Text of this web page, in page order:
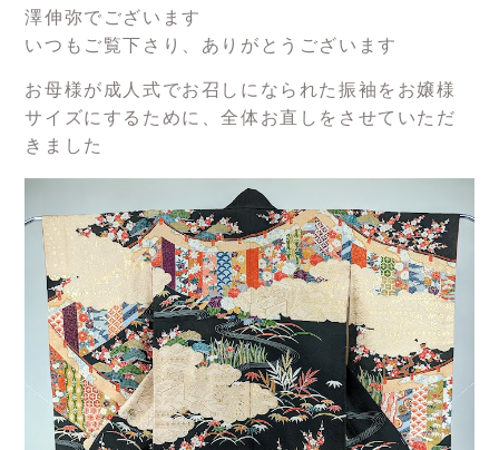
澤伸弥でございます
いつもご覧下さり、ありがとうございます
お母様が成人式でお召しになられた振袖をお嬢様
サイズにするために、全体お直しをさせていただ
きました